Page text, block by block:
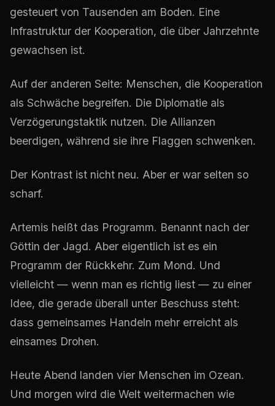
gesteuert von Tausenden am Boden. Eine
Infrastruktur der Kooperation, die über Jahrzehnte
gewachsen ist.
Auf der anderen Seite: Menschen, die Kooperation
als Schwäche begreifen. Die Diplomatie als
Verzögerungstaktik nutzen. Die Allianzen
beerdigen, während sie ihre Flaggen schwenken.
Der Kontrast ist nicht neu. Aber er war selten so
scharf.
Artemis heißt das Programm. Benannt nach der
Göttin der Jagd. Aber eigentlich ist es ein
Programm der Rückkehr. Zum Mond. Und
vielleicht — wenn man es richtig liest — zu einer
Idee, die gerade überall unter Beschuss steht:
dass gemeinsames Handeln mehr erreicht als
einsames Drohen.
Heute Abend landen vier Menschen im Ozean.
Und morgen wird die Welt weitermachen wie